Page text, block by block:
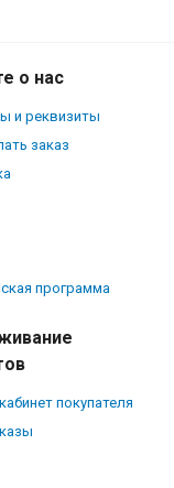
о нас
и реквизиты
заказ
программа
покупателя